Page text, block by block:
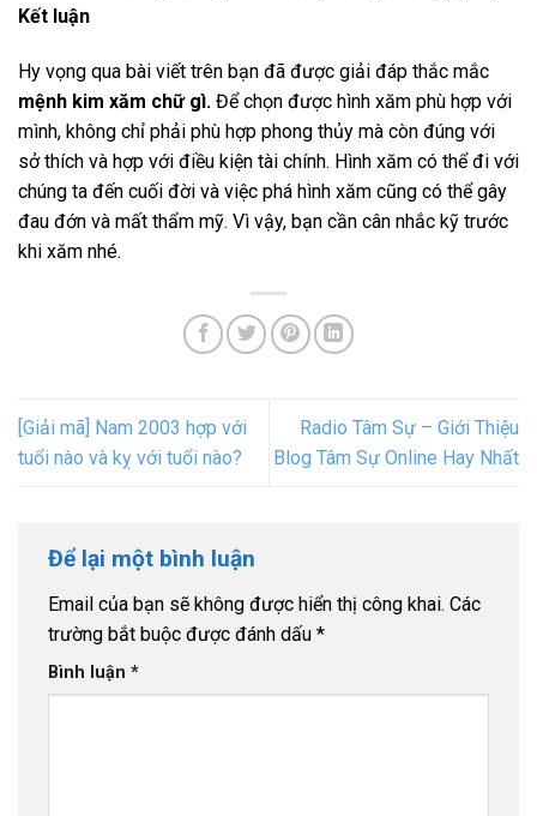
Kết luận
Hy vọng qua bài viết trên bạn đã được giải đáp thắc mắc
mệnh kim xăm chữ gì. Để chọn được hình xăm phù hợp với
mình, không chỉ phải phù hợp phong thủy mà còn đúng với
sở thích và hợp với điều kiện tài chính. Hình xăm có thể đi với
chúng ta đến cuối đời và việc phá hình xăm cũng có thể gây
đau đớn và mất thẩm mỹ. Vì vậy, bạn cần cân nhắc kỹ trước
khi xăm nhé.
[Giải mã] Nam 2003 hợp với
tuổi nào và kỵ với tuổi nào?
Radio Tâm Sự – Giới Thiệu
Blog Tâm Sự Online Hay Nhất
Để lại một bình luận
Email của bạn sẽ không được hiển thị công khai. Các
trường bắt buộc được đánh dấu *
Bình luận *